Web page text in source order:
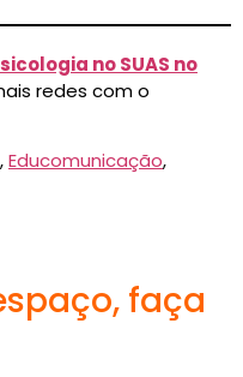
no SUAS no
redes com o
,Educomunicação,
faça